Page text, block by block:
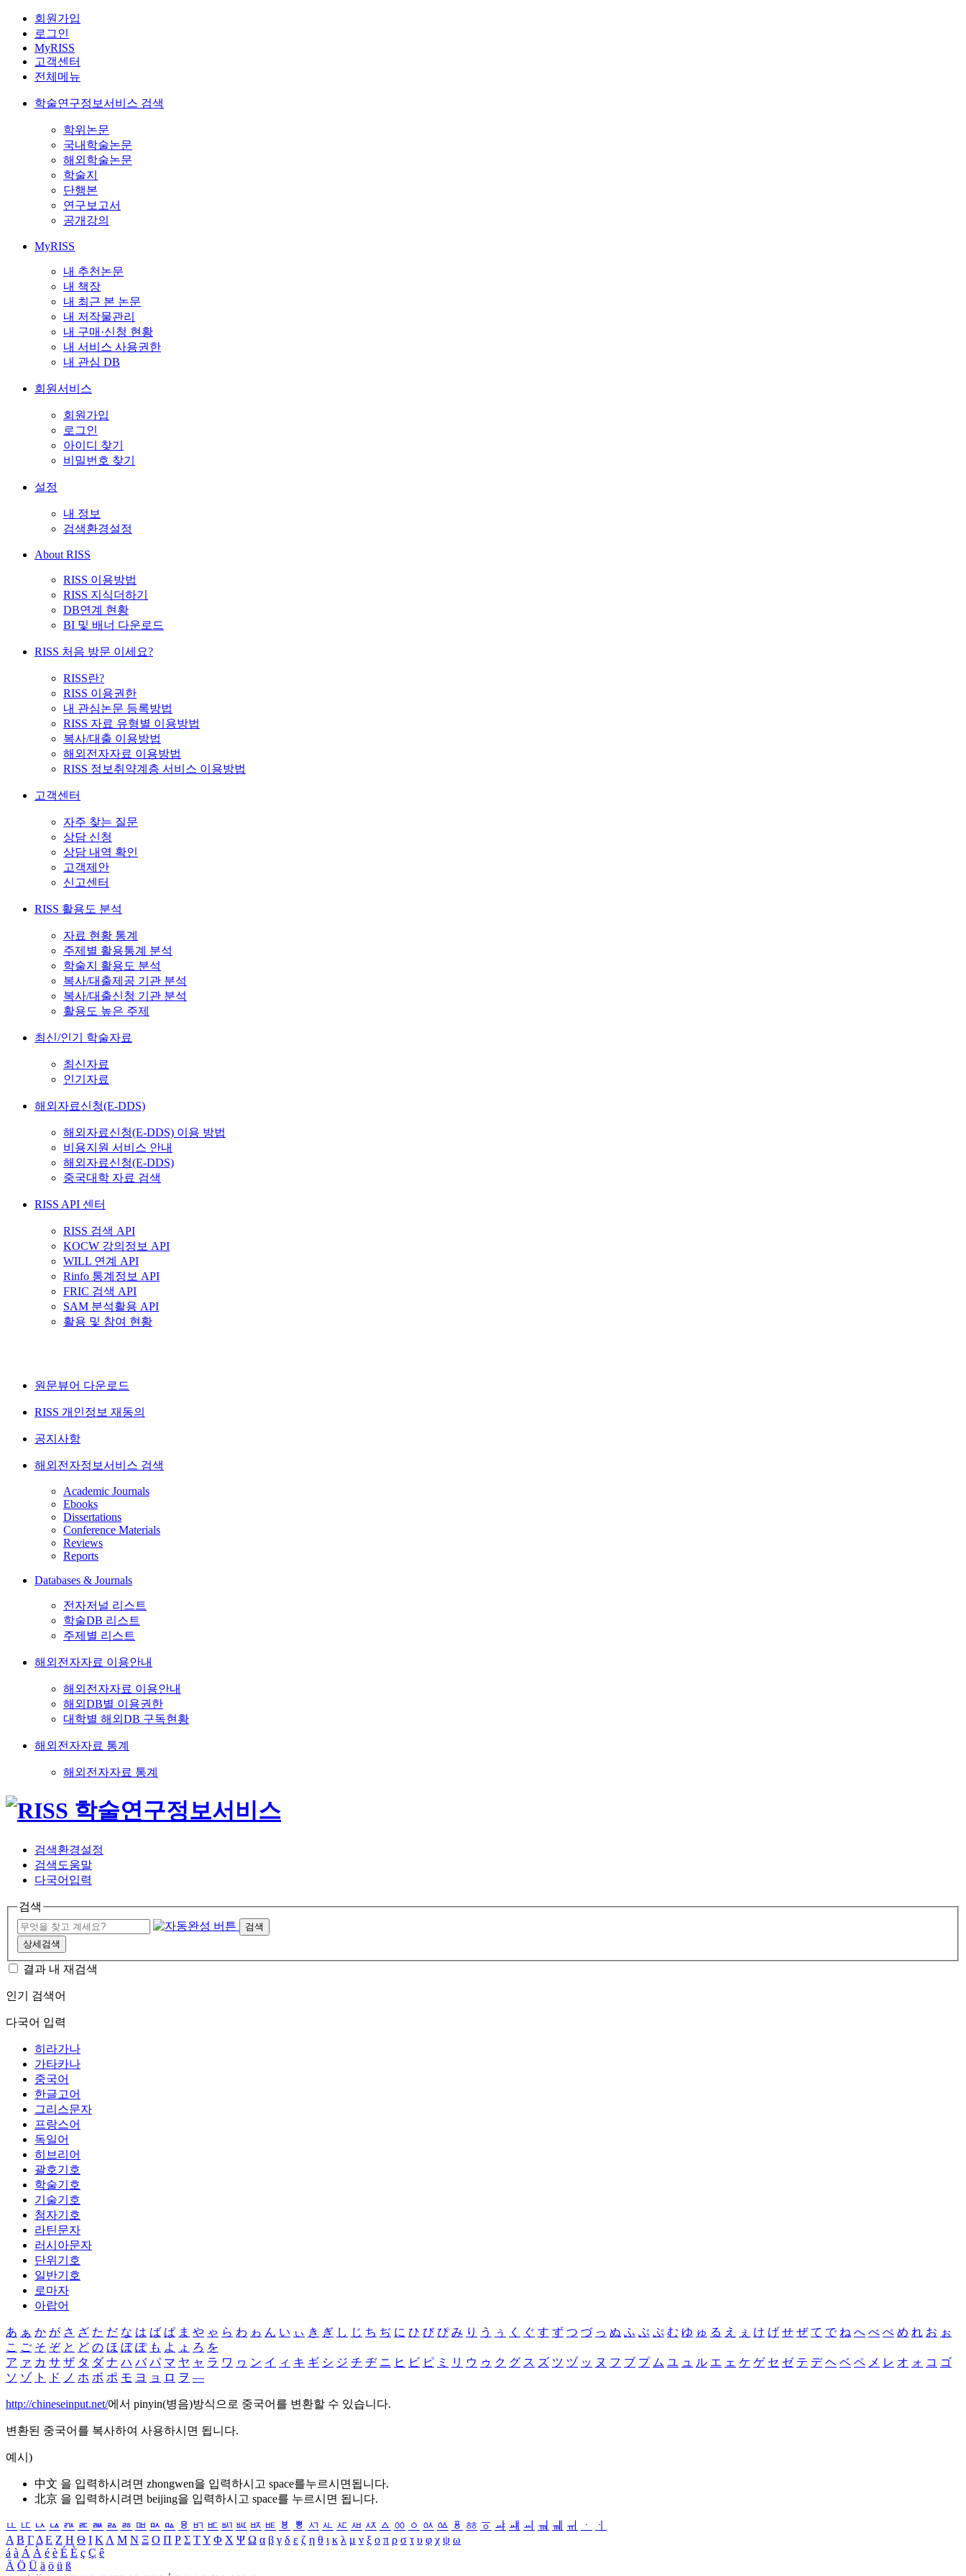
회원가입
로그인
MyRISS
고객센터
전체메뉴
학술연구정보서비스 검색
학위논문
국내학술논문
해외학술논문
학술지
단행본
연구보고서
공개강의
MyRISS
내 추천논문
내 책장
내 최근 본 논문
내 저작물관리
내 구매·신청 현황
내 서비스 사용권한
내 관심 DB
회원서비스
회원가입
로그인
아이디 찾기
비밀번호 찾기
설정
내 정보
검색환경설정
About RISS
RISS 이용방법
RISS 지식더하기
DB연계 현황
BI 및 배너 다운로드
RISS 처음 방문 이세요?
RISS란?
RISS 이용권한
내 관심논문 등록방법
RISS 자료 유형별 이용방법
복사/대출 이용방법
해외전자자료 이용방법
RISS 정보취약계층 서비스 이용방법
고객센터
자주 찾는 질문
상담 신청
상담 내역 확인
고객제안
신고센터
RISS 활용도 분석
자료 현황 통계
주제별 활용통계 분석
학술지 활용도 분석
복사/대출제공 기관 분석
복사/대출신청 기관 분석
활용도 높은 주제
최신/인기 학술자료
최신자료
인기자료
해외자료신청(E-DDS)
해외자료신청(E-DDS) 이용 방법
비용지원 서비스 안내
해외자료신청(E-DDS)
중국대학 자료 검색
RISS API 센터
RISS 검색 API
KOCW 강의정보 API
WILL 연계 API
Rinfo 통계정보 API
FRIC 검색 API
SAM 분석활용 API
활용 및 참여 현황
원문뷰어 다운로드
RISS 개인정보 재동의
공지사항
해외전자정보서비스 검색
Academic Journals
Ebooks
Dissertations
Conference Materials
Reviews
Reports
Databases & Journals
전자저널 리스트
학술DB 리스트
주제별 리스트
해외전자자료 이용안내
해외전자자료 이용안내
해외DB별 이용권한
대학별 해외DB 구독현황
해외전자자료 통계
해외전자자료 통계
검색환경설정
검색도움말
다국어입력
검색
검색
상세검색
결과 내 재검색
인기 검색어
다국어 입력
히라가나
가타카나
중국어
한글고어
그리스문자
프랑스어
독일어
히브리어
괄호기호
학술기호
기술기호
첨자기호
라틴문자
러시아문자
단위기호
일반기호
로마자
아랍어
あ ぁ か が さ ざ た だ な は ば ぱ ま や ゃ ら わ ゎ ん い ぃ き ぎ し じ ち ぢ に ひ び ぴ み り う ぅ く ぐ す ず つ づ っ ぬ ふ ぶ ぷ む ゆ ゅ る え ぇ け げ せ ぜ て で ね へ べ ぺ め れ お ぉ
こ ご そ ぞ と ど の ほ ぼ ぽ も よ ょ ろ を
ア ァ カ サ ザ タ ダ ナ ハ バ パ マ ヤ ャ ラ ワ ヮ ン イ ィ キ ギ シ ジ チ ヂ ニ ヒ ビ ピ ミ リ ウ ゥ ク グ ス ズ ツ ヅ ッ ヌ フ ブ プ ム ユ ュ ル エ ェ ケ ゲ セ ゼ テ デ ヘ ベ ペ メ レ オ ォ コ ゴ
ソ ゾ ト ド ノ ホ ボ ポ モ ヨ ョ ロ ヲ ―
http://chineseinput.net/에서 pinyin(병음)방식으로 중국어를 변환할 수 있습니다.
변환된 중국어를 복사하여 사용하시면 됩니다.
예시)
中文 을 입력하시려면 zhongwen을 입력하시고 space를누르시면됩니다.
北京 을 입력하시려면 beijing을 입력하시고 space를 누르시면 됩니다.
ㅥ ㅦ ㅧ ㅨ ㅩ ㅪ ㅫ ㅬ ㅭ ㅮ ㅯ ㅰ ㅱ ㅲ ㅳ ㅴ ㅵ ㅶ ㅷ ㅸ ㅹ ㅺ ㅻ ㅼ ㅽ ㅾ ㅿ ㆀ ㆁ ㆂ ㆃ ㆄ ㆅ ㆆ ㆇ ㆈ ㆉ ㆊ ㆋ ㆌ ㆍ
ㆎ
Α Β ΓΔ Ε Ζ Η Θ Ι ΚΛ Μ Ν Ξ Ο Π Ρ Σ ΤΥ Φ Χ Ψ Ω α β γ δ ε ζ η θ ι κ λ μ ν ξ ο π ρ σ τ υ φ χ ψ ω
á à Á À é è É È ç Ç ê
Ä Ö Ü ä ö ü ß